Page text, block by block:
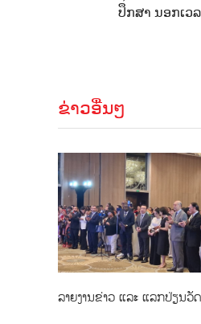
ປຶກສາ ນອກເວ
ຂ່າວອື່ນໆ
ລາຍງານຂ່າວ ແລະ ແລກປ່ຽນ